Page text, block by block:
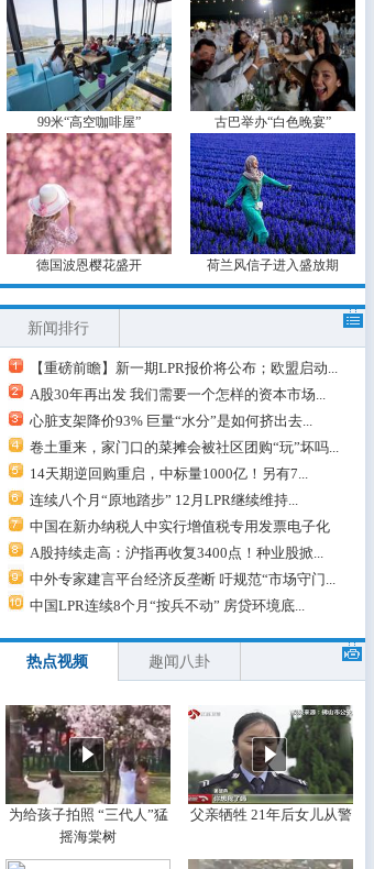
99米“高空咖啡屋” 古巴举办“白色晚宴”
德国波恩樱花盛开 荷兰风信子进入盛放期
新闻排行
【重磅前瞻】新一期LPR报价将公布；欧盟启动...
A股30年再出发 我们需要一个怎样的资本市场...
心脏支架降价93% 巨量“水分”是如何挤出去...
卷土重来，家门口的菜摊会被社区团购“玩”坏吗...
14天期逆回购重启，中标量1000亿！另有7...
连续八个月“原地踏步” 12月LPR继续维持...
中国在新办纳税人中实行增值税专用发票电子化
A股持续走高：沪指再收复3400点！种业股掀...
中外专家建言平台经济反垄断 吁规范“市场守门...
中国LPR连续8个月“按兵不动” 房贷环境底...
热点视频 趣闻八卦
为给孩子拍照 “三代人”猛
摇海棠树
父亲牺牲 21年后女儿从警